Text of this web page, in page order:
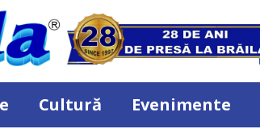
Cultură Evenimente